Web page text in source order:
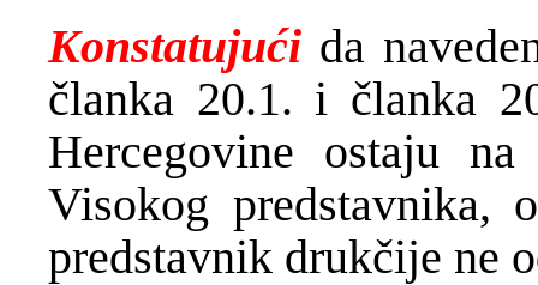
Konstatujući da
članka 20.1. i članka
Hercegovine ostaju
Visokog predstavnika,
predstavnik drukčije ne